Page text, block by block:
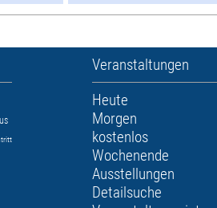
Veranstaltungen
Heute
Morgen
kostenlos
Wochenende
Ausstellungen
Detailsuche